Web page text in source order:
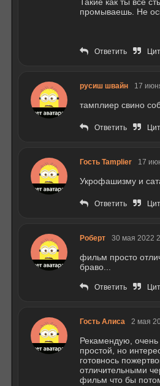
Такие как ты все
промываешь. Не
Ответить
русиш швайн 17
тамплиер свино
Ответить
Гость Tamplier 17
Укрофашизму и
Ответить
Роберт 30 мая 2022
фильм просто
браво...
Ответить
Гость Алиса 2 мая
Рекамендую,
простой, но
готовнось
отличительными
фильм что бы